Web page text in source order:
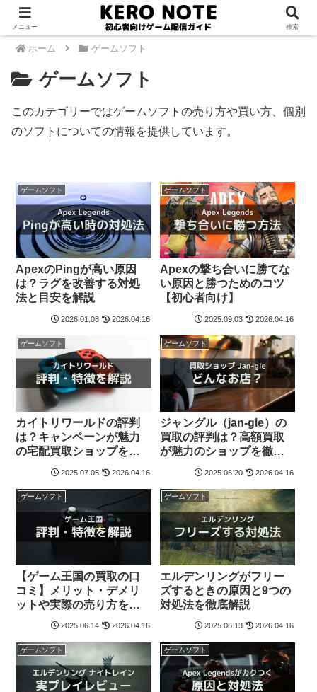
ホーム ゲームソフト
ゲームソフト
このカテゴリーではゲームソフトの売り方や買い方、個別
のソフトについての情報を提供しています。
ゲームソフト
ApexのPingが高い原因
は？ラグを改善する対処
法と目安を解説
2026.01.08 2026.04.16
ゲームソフト
Apexの撃ち合いに勝てな
い原因と勝つためのコツ
【初心者向け】
2025.09.03 2026.04.16
ゲームソフト
カイトリワールドの評判
は？キャンペーンが魅力
の宅配買取ショップを徹
2025.07.05 2026.04.16
ゲームソフト
ジャングル（jan-gle）の
買取の評判は？高額買取
が魅力のショップを徹底
2025.06.20 2026.04.16
ゲームソフト
【ゲーム王国の買取の口
コミ】メリット・デメリ
ットや実際の売り方を解
2025.06.14 2026.04.16
ゲームソフト
エルデンリングがフリー
ズするときの原因と9つの
対処法を徹底解説
2025.06.13 2026.04.16
ゲームソフト ゲームソフト
メニュー 検索